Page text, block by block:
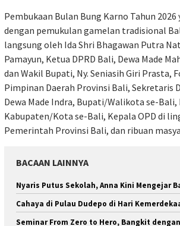
Pembukaan Bulan Bung Karno Tahun
dengan pemukulan gamelan tradisional
langsung oleh Ida Shri Bhagawan Putra
Pamayun, Ketua DPRD Bali, Dewa Made
dan Wakil Bupati, Ny. Seniasih Giri Prasta,
Pimpinan Daerah Provinsi Bali, Sekretaris
Dewa Made Indra, Bupati/Walikota se-Bali,
Kabupaten/Kota se-Bali, Kepala OPD di
Pemerintah Provinsi Bali, dan ribuan
BACAAN LAINNYA
Nyaris Putus Sekolah, Anna Kini Mengejar
Cahaya di Pulau Dudepo di Hari
Seminar From Zero to Hero, Bangkit